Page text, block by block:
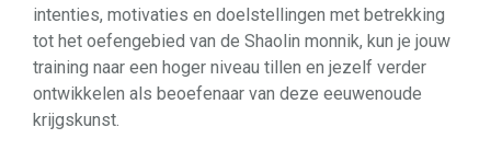
intenties, motivaties en doelstellingen met betrekking
tot het oefengebied van de Shaolin monnik, kun je jouw
training naar een hoger niveau tillen en jezelf verder
ontwikkelen als beoefenaar van deze eeuwenoude
krijgskunst.